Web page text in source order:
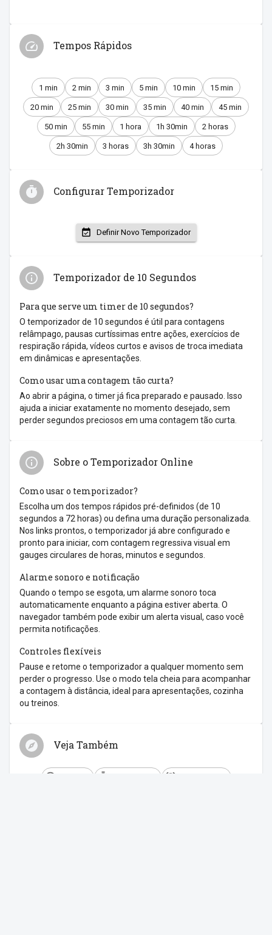
Tempos Rápidos
1 min 2 min 3 min 5 min 10 min 15 min
20 min 25 min 30 min 35 min 40 min 45 min
50 min 55 min 1 hora 1h 30min 2 horas
2h 30min 3 horas 3h 30min 4 horas
Configurar Temporizador
Definir Novo Temporizador
Temporizador de 10 Segundos
Para que serve um timer de 10 segundos?
O temporizador de 10 segundos é útil para contagens
relâmpago, pausas curtíssimas entre ações, exercícios de
respiração rápida, vídeos curtos e avisos de troca imediata
em dinâmicas e apresentações.
Como usar uma contagem tão curta?
Ao abrir a página, o timer já fica preparado e pausado. Isso
ajuda a iniciar exatamente no momento desejado, sem
perder segundos preciosos em uma contagem tão curta.
Sobre o Temporizador Online
Como usar o temporizador?
Escolha um dos tempos rápidos pré-definidos (de 10
segundos a 72 horas) ou defina uma duração personalizada.
Nos links prontos, o temporizador já abre configurado e
pronto para iniciar, com contagem regressiva visual em
gauges circulares de horas, minutos e segundos.
Alarme sonoro e notificação
Quando o tempo se esgota, um alarme sonoro toca
automaticamente enquanto a página estiver aberta. O
navegador também pode exibir um alerta visual, caso você
permita notificações.
Controles flexíveis
Pause e retome o temporizador a qualquer momento sem
perder o progresso. Use o modo tela cheia para acompanhar
a contagem à distância, ideal para apresentações, cozinha
ou treinos.
Veja Também